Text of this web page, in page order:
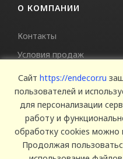
О КОМПАНИИ
Контакты
Условия продаж
Сертификаты
Сайт https://endecor.ru
пользователей и
для персонализации
работу и
обработку cookies можно
Продолжая